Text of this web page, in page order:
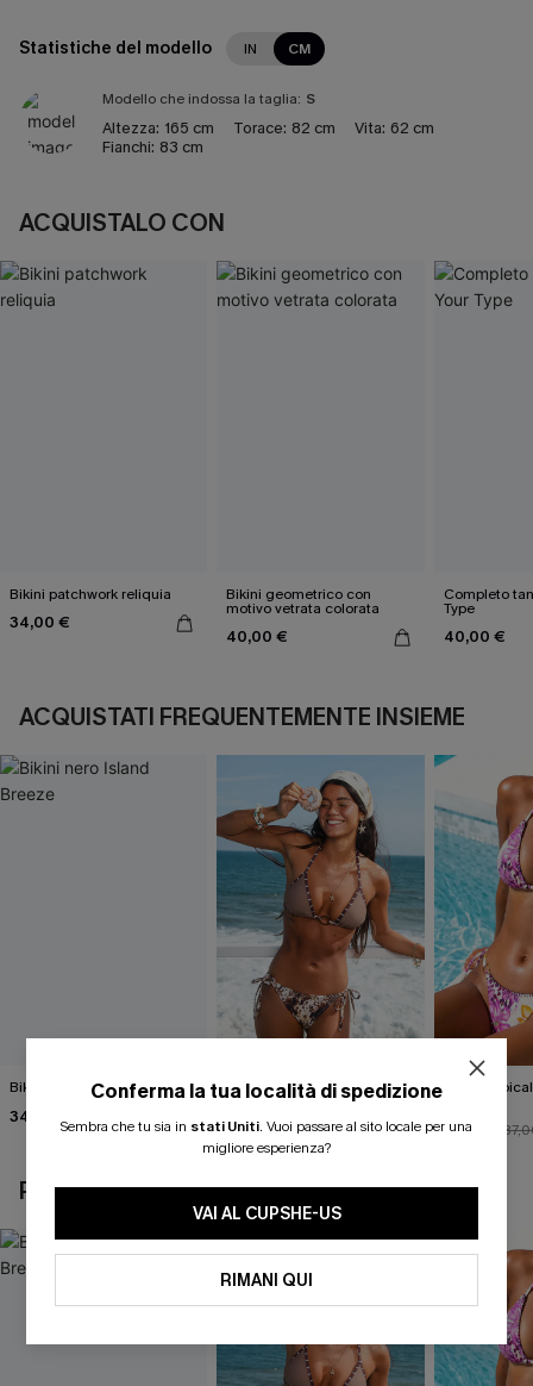
Statistiche del modello IN CM
Modello che indossa la taglia: S
Altezza: 165 cm Torace: 82 cm Vita: 62 cm
Fianchi: 83 cm
ACQUISTALO CON
Bikini patchwork reliquia
34,00 €
Bikini geometrico con
motivo vetrata colorata
40,00 €
Completo
Type
40,00 €
ACQUISTATI FREQUENTEMENTE INSIEME
Bikini nero Island Breeze
34,00 €
Completo bikini con stampa
animalier molto
27,00 €30,00 €
Bikini
33,00 €
POTREBBE INTERESSARTI ANCHE
Conferma la tua località di spedizione
Sembra che tu sia in stati Uniti. Vuoi passare al sito locale per una
migliore esperienza?
VAI AL CUPSHE-US
RIMANI QUI